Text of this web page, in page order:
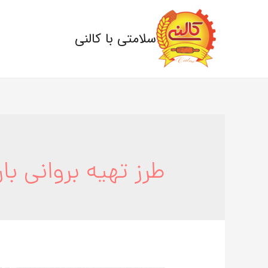
سلامتی با کالنی
طرز تهیه بروانی